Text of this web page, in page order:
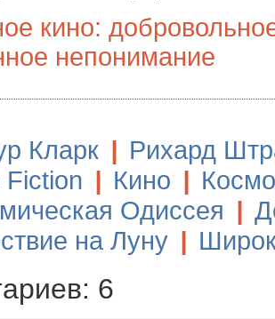
кино:
непонимание
Кларк | Рихард
Fiction | Кино |
Одиссея |
на Луну |
6